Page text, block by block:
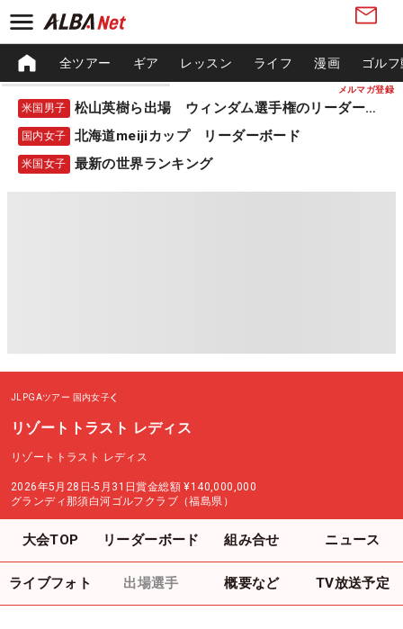
メルマガ登録
全ツアー ギア レッスン ライフ 漫画 ゴル
米国男子 松山英樹ら出場 ウィンダム選手権のリーダーボード
国内女子 北海道meijiカップ リーダーボード
米国女子 最新の世界ランキング
JLPGAツアー 国内女子
リゾートトラスト レディス
リゾートトラスト レディス
2026年5月28日-5月31日賞金総額 ¥140,000,000
グランディ那須白河ゴルフクラブ（福島県）
大会TOP リーダーボード 組み合せ ニュース
ライブフォト 出場選手 概要など TV放送予定